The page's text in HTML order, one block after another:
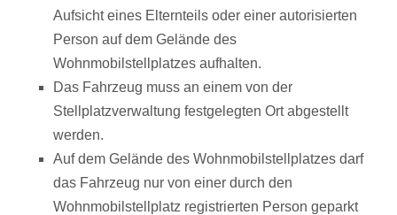
Aufsicht eines Elternteils oder einer autorisierten
Person auf dem Gelände des
Wohnmobilstellplatzes aufhalten.
Das Fahrzeug muss an einem von der
Stellplatzverwaltung festgelegten Ort abgestellt
werden.
Auf dem Gelände des Wohnmobilstellplatzes darf
das Fahrzeug nur von einer durch den
Wohnmobilstellplatz registrierten Person geparkt